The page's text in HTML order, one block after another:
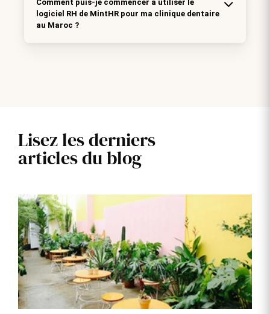
Comment puis-je commencer à utiliser le
logiciel RH de MintHR pour ma clinique dentaire
au Maroc ?
Lisez les derniers
articles du blog